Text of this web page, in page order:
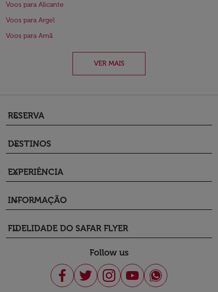
Voos para Alicante
Voos para Argel
Voos para Amã
VER MAIS
RESERVA
keyboard_arrow_down
DESTINOS
keyboard_arrow_down
EXPERIÊNCIA
keyboard_arrow_down
INFORMAÇÃO
keyboard_arrow_down
FIDELIDADE DO SAFAR FLYER
keyboard_arrow_down
Follow us